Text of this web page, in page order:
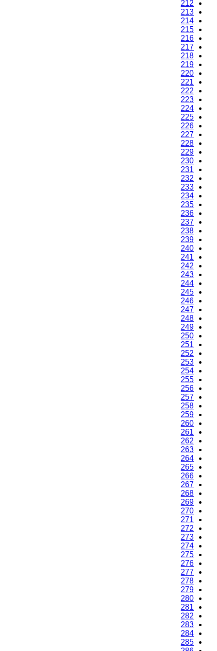
212
213
214
215
216
217
218
219
220
221
222
223
224
225
226
227
228
229
230
231
232
233
234
235
236
237
238
239
240
241
242
243
244
245
246
247
248
249
250
251
252
253
254
255
256
257
258
259
260
261
262
263
264
265
266
267
268
269
270
271
272
273
274
275
276
277
278
279
280
281
282
283
284
285